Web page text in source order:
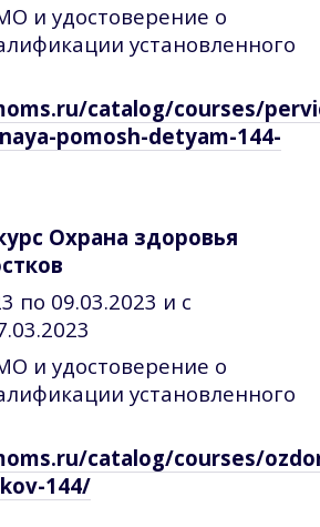
и удостоверение о
установленного
catalog/courses/
pomosh-detyam-144-
Охрана здоровья
по 09.03.2023 и с
и удостоверение о
установленного
catalog/courses/
144/